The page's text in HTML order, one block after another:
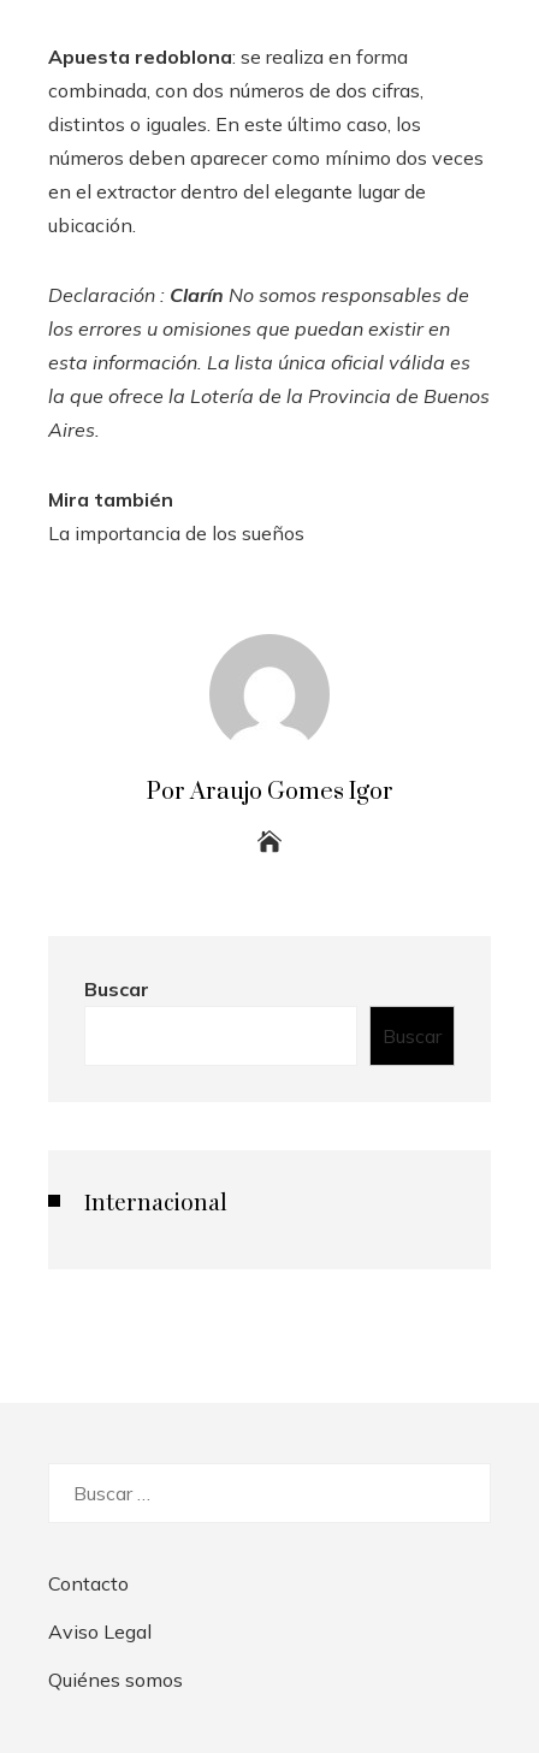
Apuesta redoblona: se realiza en forma
combinada, con dos números de dos cifras,
distintos o iguales. En este último caso, los
números deben aparecer como mínimo dos veces
en el extractor dentro del elegante lugar de
ubicación.
Declaración : Clarín No somos responsables de
los errores u omisiones que puedan existir en
esta información. La lista única oficial válida es
la que ofrece la Lotería de la Provincia de Buenos
Aires.
Mira también
La importancia de los sueños
Por Araujo Gomes Igor
Buscar
Buscar
Internacional
Contacto
Aviso Legal
Quiénes somos